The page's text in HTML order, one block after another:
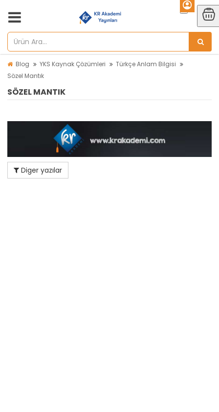
Blog YKS Kaynak Çözümleri
Türkçe Anlam Bilgisi
Sözel Mantık
SÖZEL MANTIK
Diger yazılar